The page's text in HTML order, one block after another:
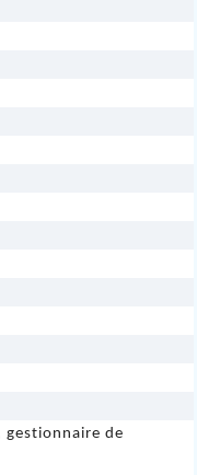
gestionnaire de